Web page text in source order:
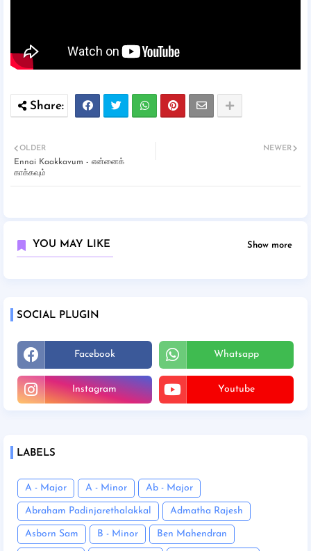
NEWER
OLDER
Ennai Kaakkavum - என்னைக்
காக்கவும்
YOU MAY LIKE Show more
SOCIAL PLUGIN
Facebook Whatsapp
Instagram Youtube
LABELS
A - Major A - Minor Ab - Major
Abraham Padinjarethalakkal Admatha Rajesh
Asborn Sam B - Minor Ben Mahendran